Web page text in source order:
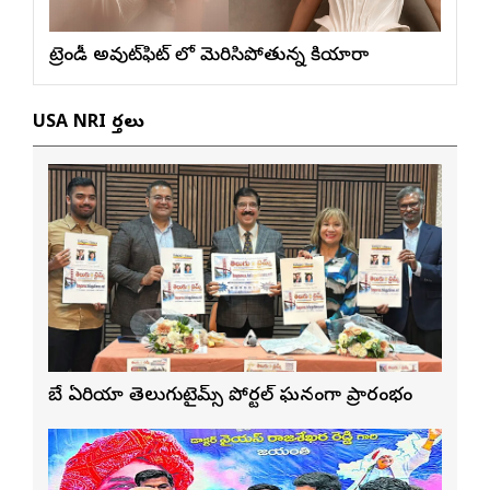
ట్రెండీ అవుట్‌ఫిట్ లో మెరిసిపోతున్న కియారా
USA NRI వార్తలు
బే ఏరియా తెలుగుటైమ్స్ పోర్టల్ ఘనంగా ప్రారంభం